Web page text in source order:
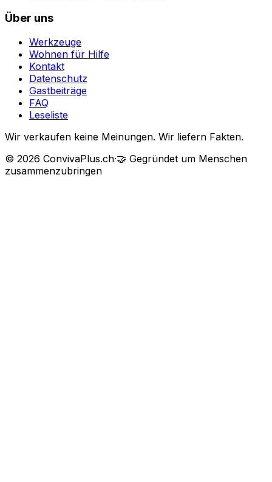
Über uns
Werkzeuge
Wohnen für Hilfe
Kontakt
Datenschutz
Gastbeiträge
FAQ
Leseliste
Wir verkaufen keine Meinungen. Wir liefern Fakten.
© 2026 ConvivaPlus.ch·🤝 Gegründet um Menschen
zusammenzubringen